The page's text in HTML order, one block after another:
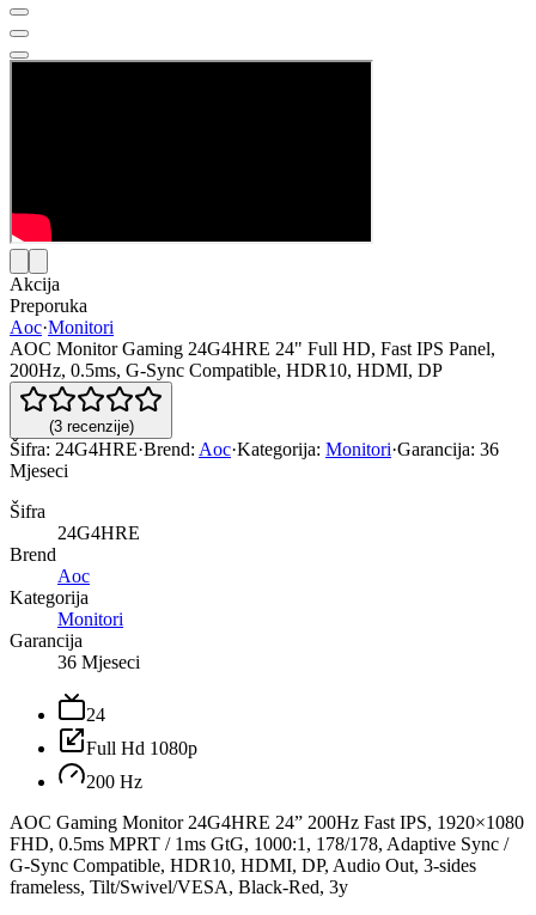
Akcija
Preporuka
Aoc·Monitori
AOC Monitor Gaming 24G4HRE 24" Full HD, Fast IPS Panel,
200Hz, 0.5ms, G-Sync Compatible, HDR10, HDMI, DP
(3 recenzije)
Šifra: 24G4HRE·Brend: Aoc·Kategorija: Monitori·Garancija: 36
Mjeseci
Šifra
24G4HRE
Brend
Aoc
Kategorija
Monitori
Garancija
36 Mjeseci
24
Full Hd 1080p
200 Hz
AOC Gaming Monitor 24G4HRE 24” 200Hz Fast IPS, 1920×1080
FHD, 0.5ms MPRT / 1ms GtG, 1000:1, 178/178, Adaptive Sync /
G-Sync Compatible, HDR10, HDMI, DP, Audio Out, 3-sides
frameless, Tilt/Swivel/VESA, Black-Red, 3y